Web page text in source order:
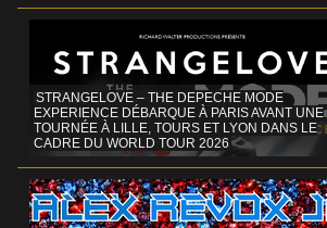
STRANGELOVE – THE DEPECHE MODE
EXPERIENCE DÉBARQUE À PARIS AVANT UNE
TOURNÉE À LILLE, TOURS ET LYON DANS LE
CADRE DU WORLD TOUR 2026